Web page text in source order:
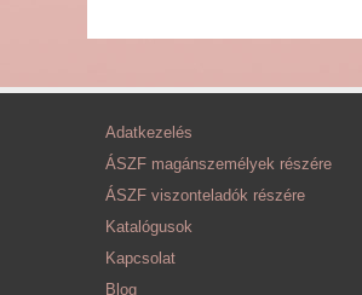
Adatkezelés
ÁSZF magánszemélyek részére
ÁSZF viszonteladók részére
Katalógusok
Kapcsolat
Blog